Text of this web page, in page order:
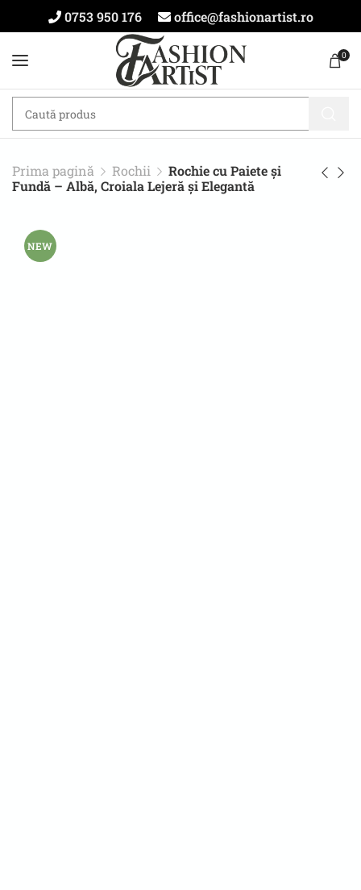
0753 950 176 office@fashionartist.ro
0
Prima pagină Rochii
Rochie cu Paiete și
Fundă – Albă, Croiala Lejeră și Elegantă
NEW